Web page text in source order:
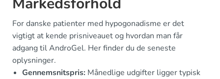
For danske patienter med hypogonadisme er det
vigtigt at kende prisniveauet og hvordan man får
adgang til AndroGel. Her finder du de seneste
oplysninger.
Gennemsnitspris: Månedlige udgifter ligger typisk